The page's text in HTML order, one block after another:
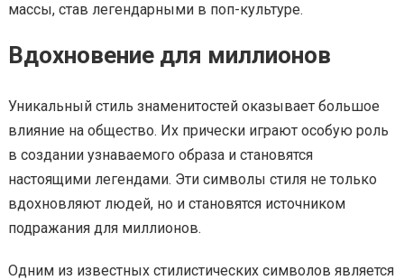
массы, став легендарными в поп-культуре.
Вдохновение для миллионов
Уникальный стиль знаменитостей оказывает большое
влияние на общество. Их прически играют особую роль
в создании узнаваемого образа и становятся
настоящими легендами. Эти символы стиля не только
вдохновляют людей, но и становятся источником
подражания для миллионов.
Одним из известных стилистических символов является